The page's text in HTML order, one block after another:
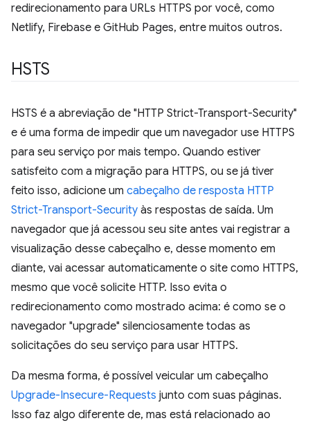
redirecionamento para URLs HTTPS por você, como
Netlify, Firebase e GitHub Pages, entre muitos outros.
HSTS
HSTS é a abreviação de "HTTP Strict-Transport-Security"
e é uma forma de impedir que um navegador use HTTPS
para seu serviço por mais tempo. Quando estiver
satisfeito com a migração para HTTPS, ou se já tiver
feito isso, adicione um cabeçalho de resposta HTTP
Strict-Transport-Security às respostas de saída. Um
navegador que já acessou seu site antes vai registrar a
visualização desse cabeçalho e, desse momento em
diante, vai acessar automaticamente o site como HTTPS,
mesmo que você solicite HTTP. Isso evita o
redirecionamento como mostrado acima: é como se o
navegador "upgrade" silenciosamente todas as
solicitações do seu serviço para usar HTTPS.
Da mesma forma, é possível veicular um cabeçalho
Upgrade-Insecure-Requests junto com suas páginas.
Isso faz algo diferente de, mas está relacionado ao